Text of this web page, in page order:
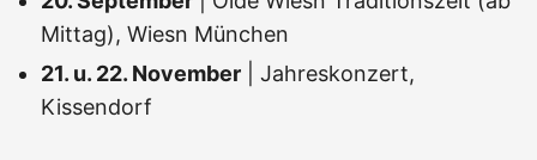
Mittag), Wiesn München
21. u. 22. November | Jahreskonzert,
Kissendorf